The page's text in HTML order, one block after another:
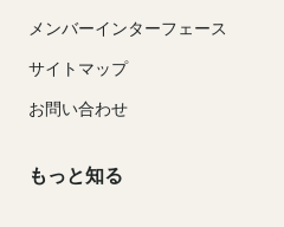
メンバーインターフェース
サイトマップ
お問い合わせ
もっと知る